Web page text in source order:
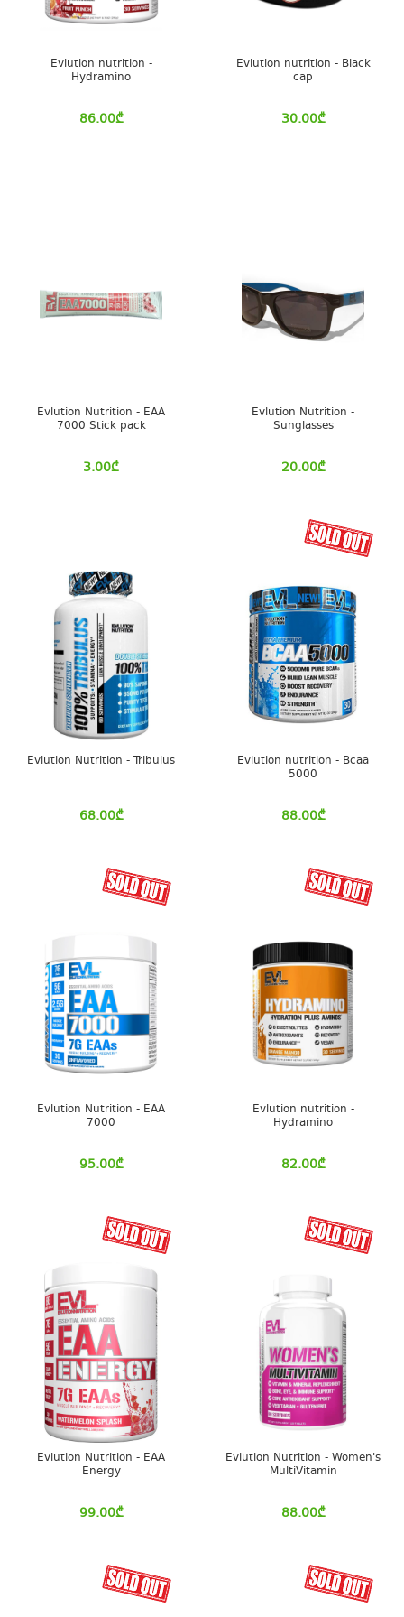
Evlution nutrition -
Hydramino
86.00₾
Evlution nutrition - Black
cap
30.00₾
Evlution Nutrition - EAA
7000 Stick pack
3.00₾
Evlution Nutrition -
Sunglasses
20.00₾
Evlution Nutrition - Tribulus
68.00₾
Evlution nutrition - Bcaa
5000
88.00₾
Evlution Nutrition - EAA
7000
95.00₾
Evlution nutrition -
Hydramino
82.00₾
Evlution Nutrition - EAA
Energy
99.00₾
Evlution Nutrition - Women's
MultiVitamin
88.00₾